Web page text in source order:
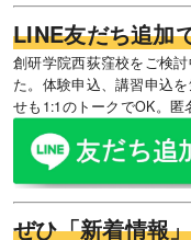
LINE友だち追加
創研学院西荻窪校をご検
た。体験申込、講習申込
せも1:1のトークでOK。匿
ぜひ「新着情報